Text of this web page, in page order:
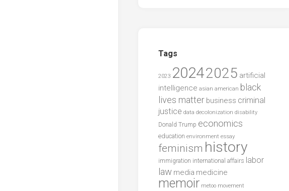
Tags
2023 20242025 artificial
intelligence asian american black
lives matter business criminal
justice data decolonization disability
Donald Trump economics
education environment essay
feminism history
immigration international affairs labor
law media medicine
memoir metoo movement